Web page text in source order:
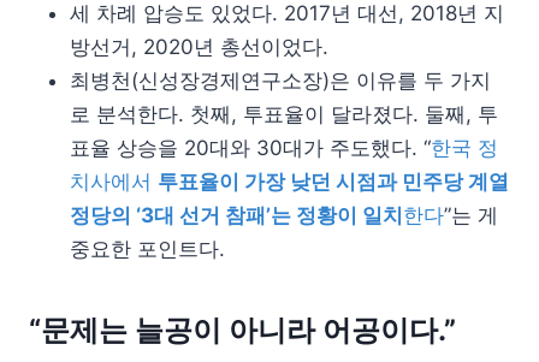
세 차례 압승도 있었다. 2017년 대선, 2018년 지
방선거, 2020년 총선이었다.
최병천(신성장경제연구소장)은 이유를 두 가지
로 분석한다. 첫째, 투표율이 달라졌다. 둘째, 투
표율 상승을 20대와 30대가 주도했다. “한국 정
치사에서 투표율이 가장 낮던 시점과 민주당 계열
정당의 ‘3대 선거 참패’는 정황이 일치 한다”는 게
중요한 포인트다.
“문제는 늘공이 아니라 어공이다.”